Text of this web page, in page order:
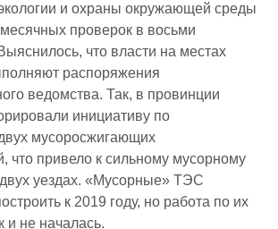
и охраны окружающей среды
проверок в восьми
что власти на местах
распоряжения
ведомства. Так, в провинции
инициативу по
мусоросжигающих
что привело к сильному мусорному
уездах. «Мусорные» ТЭС
к 2019 году, но работа по их
и не началась.